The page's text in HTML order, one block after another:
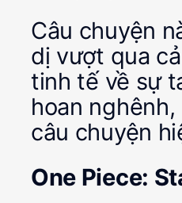
Câu chuyện
dị vượt qua
tinh tế về sự
hoan
câu chuyện
One Piece: